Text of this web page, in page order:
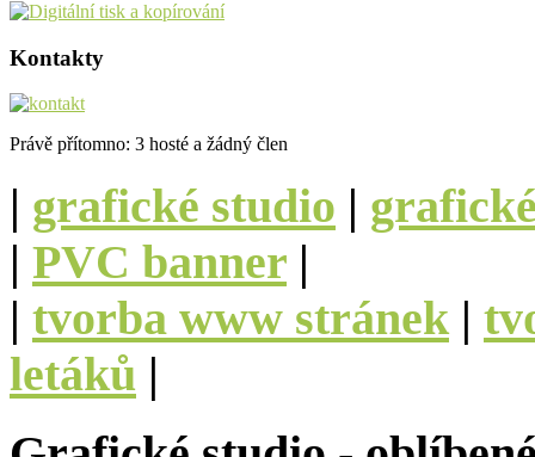
Kontakty
Právě přítomno: 3 hosté a žádný člen
| grafické studio |
| PVC banner |
| tvorba www stránek |
letáků |